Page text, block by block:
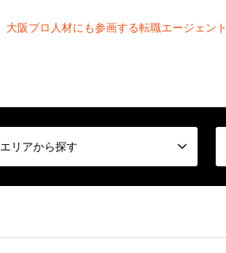
大阪プロ人材にも参画する転職エージェント
エリアから探す